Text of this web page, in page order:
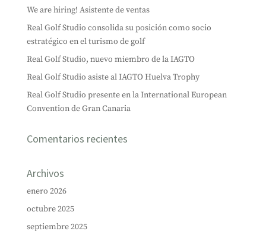
We are hiring! Asistente de ventas
Real Golf Studio consolida su posición como socio
estratégico en el turismo de golf
Real Golf Studio, nuevo miembro de la IAGTO
Real Golf Studio asiste al IAGTO Huelva Trophy
Real Golf Studio presente en la International European
Convention de Gran Canaria
Comentarios recientes
Archivos
enero 2026
octubre 2025
septiembre 2025